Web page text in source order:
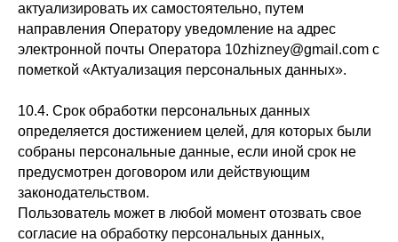
актуализировать их самостоятельно, путем
направления Оператору уведомление на адрес
электронной почты Оператора 10zhizney@gmail.com с
пометкой «Актуализация персональных данных».
10.4. Срок обработки персональных данных
определяется достижением целей, для которых были
собраны персональные данные, если иной срок не
предусмотрен договором или действующим
законодательством.
Пользователь может в любой момент отозвать свое
согласие на обработку персональных данных,